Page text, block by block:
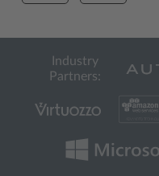
Industry
Partners: